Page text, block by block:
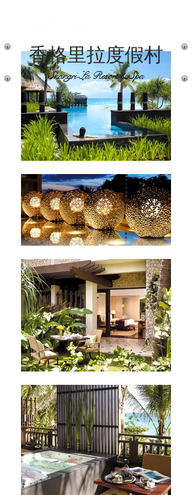
香格里拉度假村
Shangri-La Resort & Spa